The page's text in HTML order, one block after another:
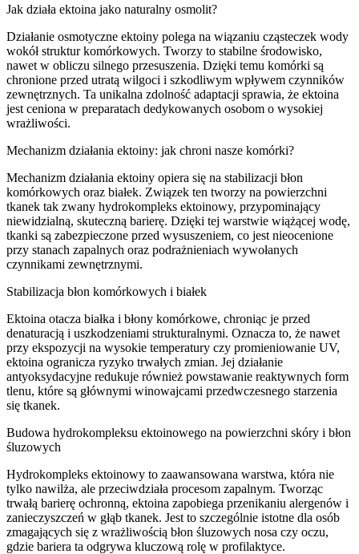
Jak działa ektoina jako naturalny osmolit?
Działanie osmotyczne ektoiny polega na wiązaniu cząsteczek wody
wokół struktur komórkowych. Tworzy to stabilne środowisko,
nawet w obliczu silnego przesuszenia. Dzięki temu komórki są
chronione przed utratą wilgoci i szkodliwym wpływem czynników
zewnętrznych. Ta unikalna zdolność adaptacji sprawia, że ektoina
jest ceniona w preparatach dedykowanych osobom o wysokiej
wrażliwości.
Mechanizm działania ektoiny: jak chroni nasze komórki?
Mechanizm działania ektoiny opiera się na stabilizacji błon
komórkowych oraz białek. Związek ten tworzy na powierzchni
tkanek tak zwany hydrokompleks ektoinowy, przypominający
niewidzialną, skuteczną barierę. Dzięki tej warstwie wiążącej wodę,
tkanki są zabezpieczone przed wysuszeniem, co jest nieocenione
przy stanach zapalnych oraz podrażnieniach wywołanych
czynnikami zewnętrznymi.
Stabilizacja błon komórkowych i białek
Ektoina otacza białka i błony komórkowe, chroniąc je przed
denaturacją i uszkodzeniami strukturalnymi. Oznacza to, że nawet
przy ekspozycji na wysokie temperatury czy promieniowanie UV,
ektoina ogranicza ryzyko trwałych zmian. Jej działanie
antyoksydacyjne redukuje również powstawanie reaktywnych form
tlenu, które są głównymi winowajcami przedwczesnego starzenia
się tkanek.
Budowa hydrokompleksu ektoinowego na powierzchni skóry i błon
śluzowych
Hydrokompleks ektoinowy to zaawansowana warstwa, która nie
tylko nawilża, ale przeciwdziała procesom zapalnym. Tworząc
trwałą barierę ochronną, ektoina zapobiega przenikaniu alergenów i
zanieczyszczeń w głąb tkanek. Jest to szczególnie istotne dla osób
zmagających się z wrażliwością błon śluzowych nosa czy oczu,
gdzie bariera ta odgrywa kluczową rolę w profilaktyce.